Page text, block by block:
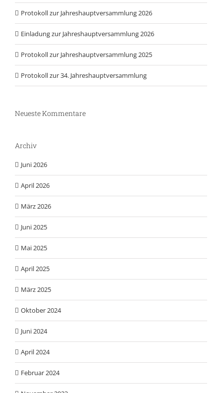
Protokoll zur Jahreshauptversammlung 2026
Einladung zur Jahreshauptversammlung 2026
Protokoll zur Jahreshauptversammlung 2025
Protokoll zur 34. Jahreshauptversammlung
Neueste Kommentare
Archiv
Juni 2026
April 2026
März 2026
Juni 2025
Mai 2025
April 2025
März 2025
Oktober 2024
Juni 2024
April 2024
Februar 2024